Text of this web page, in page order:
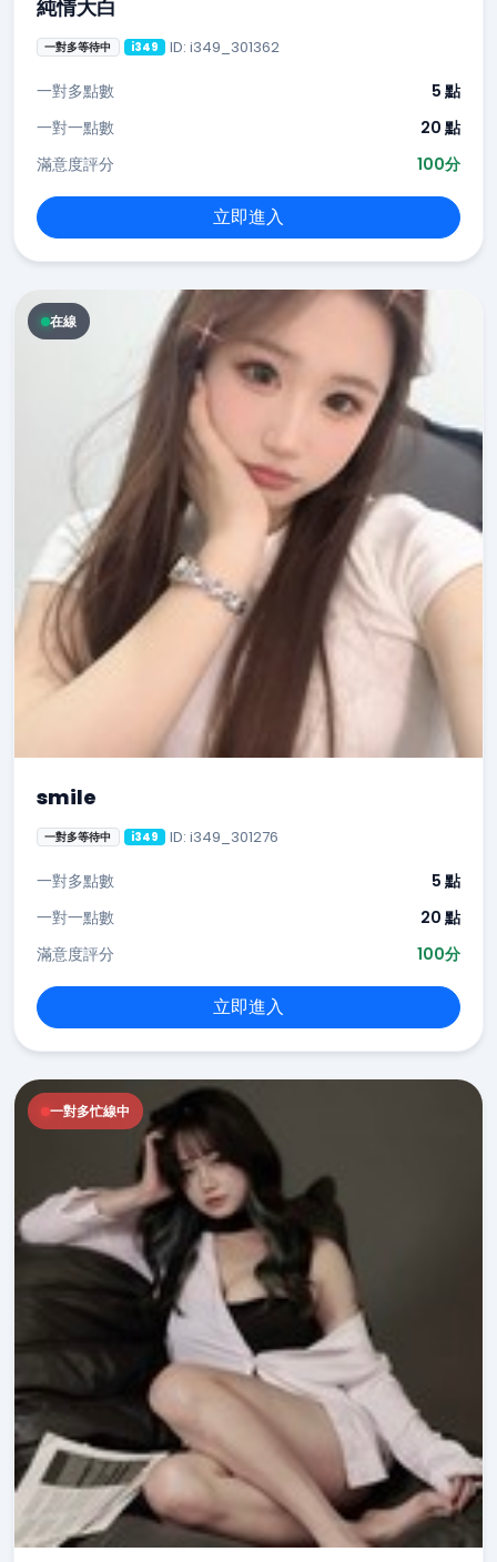
純情大白
一對多等待中 i349 ID: i349_301362
一對多點數
5 點
一對一點數
20 點
滿意度評分
100分
立即進入
在線
smile
一對多等待中 i349 ID: i349_301276
一對多點數
5 點
一對一點數
20 點
滿意度評分
100分
立即進入
一對多忙線中